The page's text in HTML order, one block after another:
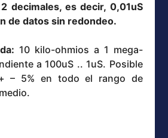
decimales, es decir, 0,01uS
de datos sin redondeo.
10 kilo-ohmios a 1 mega-
a 100uS .. 1uS. Posible
– 5% en todo el rango de